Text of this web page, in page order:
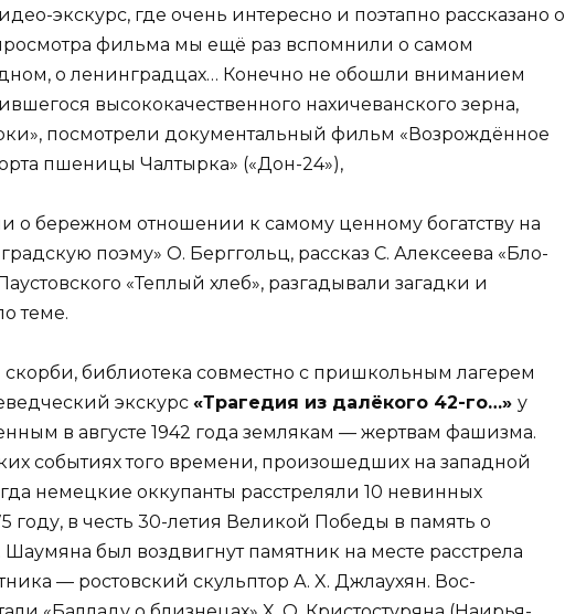
экскурс, где очень интересно и поэтапно рассказано о
фильма мы ещё раз вспомнили о самом
о ленинг­радцах… Конечно не обошли вниманием
высо­кокачественного нахичеванского зерна,
посмотрели документальный фильм «Возрождённое
пшеницы Чалтырка» («Дон-24»),
о бережном отношении к самому ценному богатству на
поэму» О. Берггольц, рассказ С. Алексеева «Бло­
«Теплый хлеб», разгадывали загадки и
теме.
биб­лиотека совместно с пришкольным лаге­рем
экскурс «Трагедия из далёкого 42-го…» у
в августе 1942 года землякам — жертвам фашиз­ма.
собы­тиях того времени, произошедших на за­падной
не­мецкие оккупанты расстреляли 10 невин­ных
году, в честь 30-летия Великой Победы в память о
был воздвигнут памятник на месте расстре­ла
— рос­товский скульптор А. X. Джлаухян. Вос­